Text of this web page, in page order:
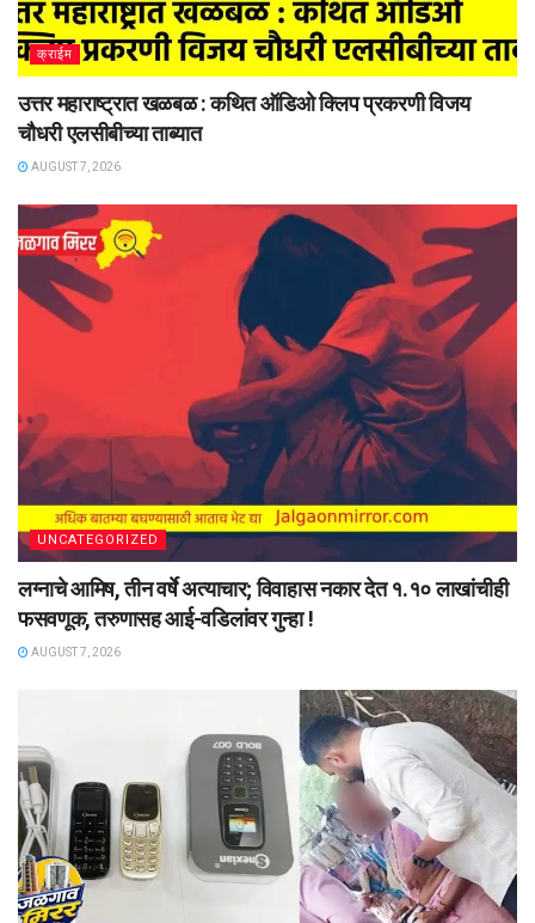
क्राईम
उत्तर महाराष्ट्रात खळबळ : कथित ऑडिओ क्लिप प्रकरणी विजय
चौधरी एलसीबीच्या ताब्यात
AUGUST 7, 2026
UNCATEGORIZED
लग्नाचे आमिष, तीन वर्षे अत्याचार; विवाहास नकार देत १.१० लाखांचीही
फसवणूक, तरुणासह आई-वडिलांवर गुन्हा !
AUGUST 7, 2026